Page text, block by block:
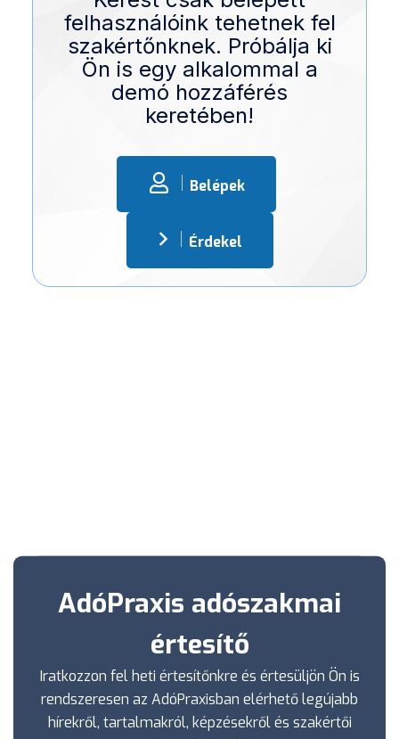
felhasználóink tehetnek fel
szakértőnknek. Próbálja ki
Ön is egy alkalommal a
demó hozzáférés
keretében!
Belépek
Érdekel
AdóPraxis adószakmai
értesítő
Iratkozzon fel heti értesítőnkre és értesüljön Ön is
rendszeresen az AdóPraxisban elérhető legújabb
hírekről, tartalmakról, képzésekről és szakértői